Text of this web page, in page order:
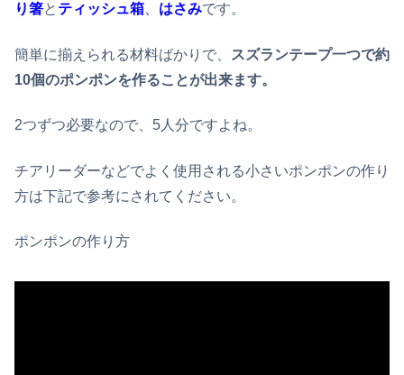
り箸と ティッシュ箱、 はさみです。
簡単に揃えられる材料ばかりで、
スズランテープ一つで約
10個のポンポンを作ることが出来ます。
2つずつ必要なので、5人分ですよね。
チアリーダーなどでよく使用される小さいポンポンの作り
方は下記で参考にされてください。
ポンポンの作り方